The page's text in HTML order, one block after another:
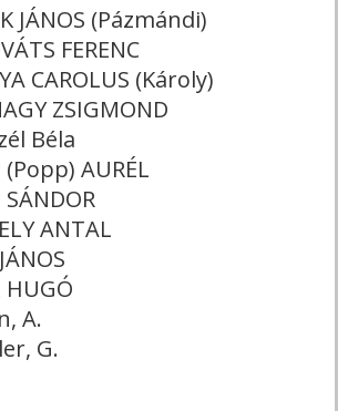
JÁNOS (Pázmándi)
FERENC
CAROLUS (Károly)
ZSIGMOND
Béla
(Popp) AURÉL
SÁNDOR
ANTAL
HUGÓ
A.
G.